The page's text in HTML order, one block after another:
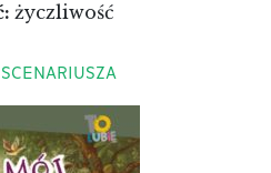
życzliwość